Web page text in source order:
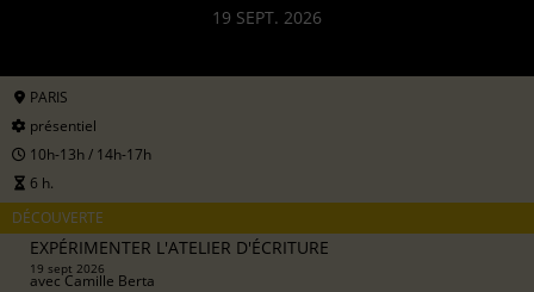
19 SEPT. 2026
PARIS
présentiel
10h-13h / 14h-17h
6 h.
DÉCOUVERTE
EXPÉRIMENTER L'ATELIER D'ÉCRITURE
19 sept 2026
avecCamille Berta